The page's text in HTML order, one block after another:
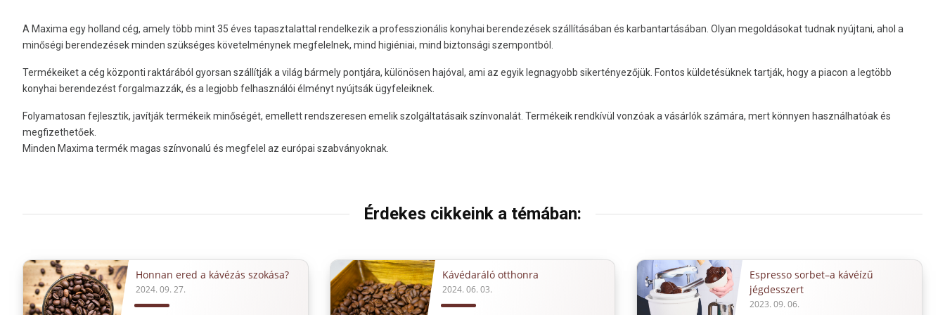
A Maxima egy holland cég, amely több mint 35 éves tapasztalattal rendelkezik a professzionális konyhai berendezések szállításában és karbantartásában. Olyan megoldásokat tudnak nyújtani, ahol a
minőségi berendezések minden szükséges követelménynek megfelelnek, mind higiéniai, mind biztonsági szempontból.
Termékeiket a cég központi raktárából gyorsan szállítják a világ bármely pontjára, különösen hajóval, ami az egyik legnagyobb sikertényezőjük. Fontos küldetésüknek tartják, hogy a piacon a legtöbb
konyhai berendezést forgalmazzák, és a legjobb felhasználói élményt nyújtsák ügyfeleiknek.
Folyamatosan fejlesztik, javítják termékeik minőségét, emellett rendszeresen emelik szolgáltatásaik színvonalát. Termékeik rendkívül vonzóak a vásárlók számára, mert könnyen használhatóak és
megfizethetőek.
Minden Maxima termék magas színvonalú és megfelel az európai szabványoknak.
Érdekes cikkeink a témában:
Honnan ered a kávézás szokása?
2024. 09. 27.
Kávédaráló otthonra
2024. 06. 03.
Espresso sorbet–a kávéízű
jégdesszert
2023. 09. 06.